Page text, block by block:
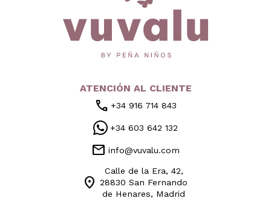
ATENCIÓN AL CLIENTE
call +34 916 714 843
+34 603 642 132
mail info@vuvalu.com
location_on
Calle de la Era, 42,
28830 San Fernando
de Henares, Madrid